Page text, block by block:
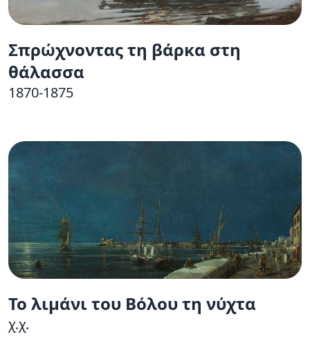
Σπρώχνοντας τη βάρκα στη
θάλασσα
1870-1875
Το λιμάνι του Βόλου τη νύχτα
χ.χ.